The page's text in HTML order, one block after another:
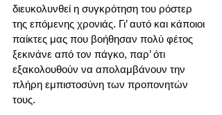
διευκολυνθεί η συγκρότηση του ρόστερ
της επόμενης χρονιάς. Γι’ αυτό και κάποιοι
παίκτες μας που βοήθησαν πολύ φέτος
ξεκινάνε από τον πάγκο, παρ’ ότι
εξακολουθούν να απολαμβάνουν την
πλήρη εμπιστοσύνη των προπονητών
τους.